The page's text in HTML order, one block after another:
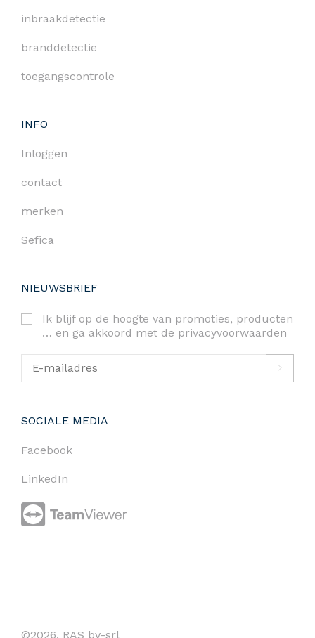
inbraakdetectie
branddetectie
toegangscontrole
INFO
Inloggen
contact
merken
Sefica
NIEUWSBRIEF
Ik blijf op de hoogte van promoties, producten
… en ga akkoord met de privacyvoorwaarden
SOCIALE MEDIA
Facebook
LinkedIn
©2026. RAS bv-srl